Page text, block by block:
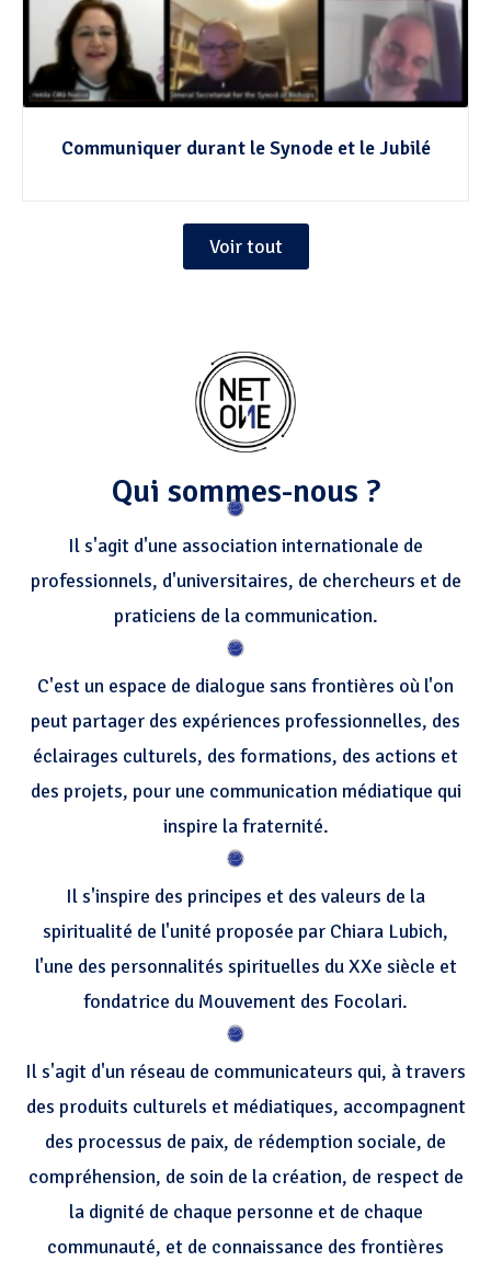
Communiquer durant le Synode et le Jubilé
Voir tout
Qui sommes-nous ?
Il s'agit d'une association internationale de
professionnels, d'universitaires, de chercheurs et de
praticiens de la communication.
C'est un espace de dialogue sans frontières où l'on
peut partager des expériences professionnelles, des
éclairages culturels, des formations, des actions et
des projets, pour une communication médiatique qui
inspire la fraternité.
Il s'inspire des principes et des valeurs de la
spiritualité de l'unité proposée par Chiara Lubich,
l'une des personnalités spirituelles du XXe siècle et
fondatrice du Mouvement des Focolari.
Il s'agit d'un réseau de communicateurs qui, à travers
des produits culturels et médiatiques, accompagnent
des processus de paix, de rédemption sociale, de
compréhension, de soin de la création, de respect de
la dignité de chaque personne et de chaque
communauté, et de connaissance des frontières